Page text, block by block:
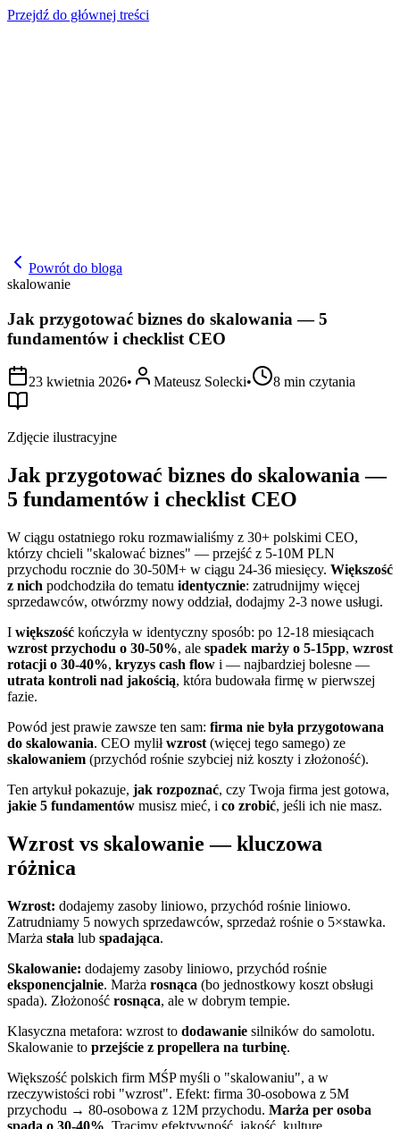
Przejdź do głównej treści
Powrót do bloga
skalowanie
Jak przygotować biznes do skalowania — 5
fundamentów i checklist CEO
23 kwietnia 2026• Mateusz Solecki• 8 min czytania
Zdjęcie ilustracyjne
Jak przygotować biznes do skalowania —
5 fundamentów i checklist CEO
W ciągu ostatniego roku rozmawialiśmy z 30+ polskimi CEO,
którzy chcieli "skalować biznes" — przejść z 5-10M PLN
przychodu rocznie do 30-50M+ w ciągu 24-36 miesięcy. Większość
z nich podchodziła do tematu identycznie: zatrudnijmy więcej
sprzedawców, otwórzmy nowy oddział, dodajmy 2-3 nowe usługi.
I większość kończyła w identyczny sposób: po 12-18 miesiącach
wzrost przychodu o 30-50%, ale spadek marży o 5-15pp, wzrost
rotacji o 30-40%, kryzys cash flow i — najbardziej bolesne —
utrata kontroli nad jakością, która budowała firmę w pierwszej
fazie.
Powód jest prawie zawsze ten sam: firma nie była przygotowana
do skalowania. CEO myliłwzrost (więcej tego samego) ze
skalowaniem (przychód rośnie szybciej niż koszty i złożoność).
Ten artykuł pokazuje, jak rozpoznać, czy Twoja firma jest gotowa,
jakie 5 fundamentów musisz mieć, i co zrobić, jeśli ich nie masz.
Wzrost vs skalowanie — kluczowa
różnica
Wzrost: dodajemy zasoby liniowo, przychód rośnie liniowo.
Zatrudniamy 5 nowych sprzedawców, sprzedaż rośnie o 5×stawka.
Marża stała lub spadająca.
Skalowanie: dodajemy zasoby liniowo, przychód rośnie
eksponencjalnie. Marża rosnąca (bo jednostkowy koszt obsługi
spada). Złożoność rosnąca, ale w dobrym tempie.
Klasyczna metafora: wzrost to dodawanie silników do samolotu.
Skalowanie to przejście z propellera na turbinę.
Większość polskich firm MŚP myśli o "skalowaniu", a w
rzeczywistości robi "wzrost". Efekt: firma 30-osobowa z 5M
przychodu → 80-osobowa z 12M przychodu. Marża per osoba
spada o 30-40%. Tracimy efektywność, jakość, kulturę.